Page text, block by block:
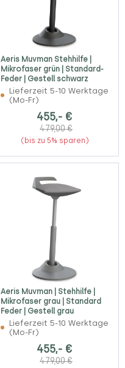
Aeris Muvman Stehhilfe |
Mikrofaser grün | Standard-
Feder | Gestell schwarz
Lieferzeit 5-10 Werktage
(Mo-Fr)
455,- €
479,00 €
(bis zu 5% sparen)
Aeris Muvman | Stehhilfe |
Mikrofaser grau | Standard
Feder | Gestell grau
Lieferzeit 5-10 Werktage
(Mo-Fr)
455,- €
479,00 €